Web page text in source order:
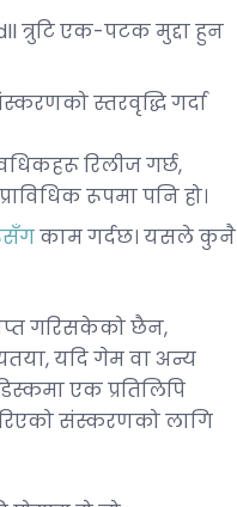
त्रुटि एक-पटक मुद्दा हुन
स्तरवृद्धि गर्दा
रिलीज गर्छ,
रूपमा पनि हो।
काम गर्दछ। यसले कुनै
गरिसकेको छैन,
यदि गेम वा अन्य
एक प्रतिलिपि
संस्करणको लागि